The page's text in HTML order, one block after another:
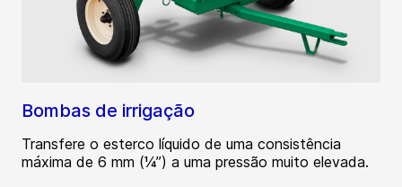
Bombas de irrigação
Transfere o esterco líquido de uma consistência
máxima de 6 mm (¼”) a uma pressão muito elevada.